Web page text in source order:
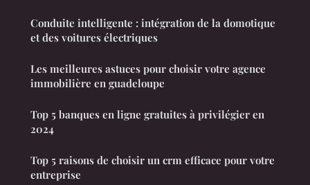
Conduite intelligente : intégration de la domotique
et des voitures électriques
Les meilleures astuces pour choisir votre agence
immobilière en guadeloupe
Top 5 banques en ligne gratuites à privilégier en
2024
Top 5 raisons de choisir un crm efficace pour votre
entreprise